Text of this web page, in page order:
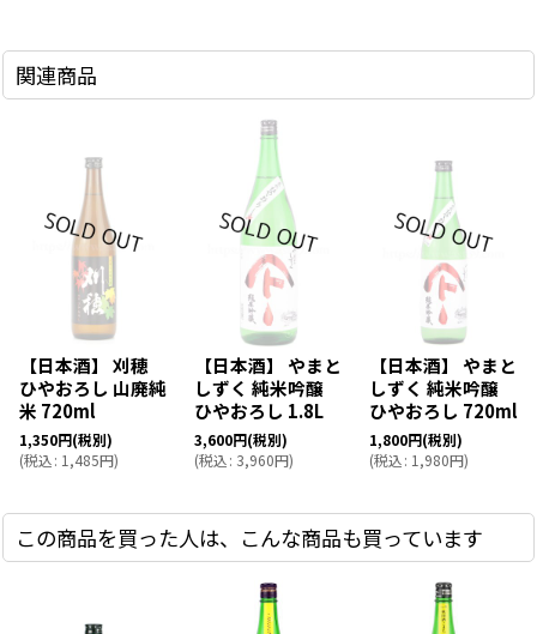
関連商品
【日本酒】 刈穂
ひやおろし 山廃純
米 720ml
1,350円(税別)
(税込: 1,485円)
【日本酒】 やまと
しずく 純米吟醸
ひやおろし 1.8L
3,600円(税別)
(税込: 3,960円)
【日本酒】 やまと
しずく 純米吟醸
ひやおろし 720ml
1,800円(税別)
(税込: 1,980円)
この商品を買った人は、こんな商品も買っています